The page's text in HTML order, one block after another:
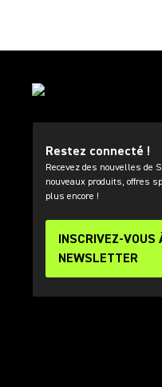
Restez connecté !
Recevez des nouvelles de
nouveaux produits, offres
plus encore !
INSCRIVEZ-VOUS
NEWSLETTER